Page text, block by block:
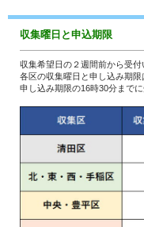
収集曜日と申込期限
収集希望日の２週間前から受付
各区の収集曜日と申し込み期限
申し込み期限の16時30分までに